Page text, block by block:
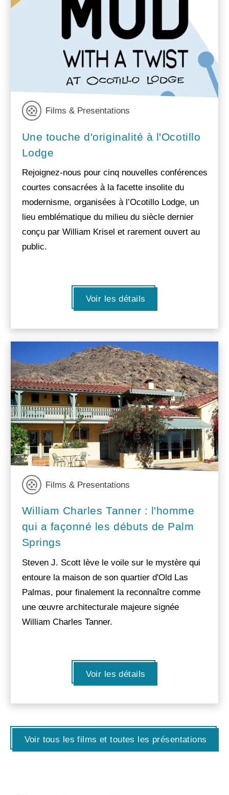
Films & Presentations
Une touche d'originalité à l'Ocotillo
Lodge
Rejoignez-nous pour cinq nouvelles conférences
courtes consacrées à la facette insolite du
modernisme, organisées à l’Ocotillo Lodge, un
lieu emblématique du milieu du siècle dernier
conçu par William Krisel et rarement ouvert au
public.
Voir les détails
Films & Presentations
William Charles Tanner : l'homme
qui a façonné les débuts de Palm
Springs
Steven J. Scott lève le voile sur le mystère qui
entoure la maison de son quartier d'Old Las
Palmas, pour finalement la reconnaître comme
une œuvre architecturale majeure signée
William Charles Tanner.
Voir les détails
Voir tous les films et toutes les présentations